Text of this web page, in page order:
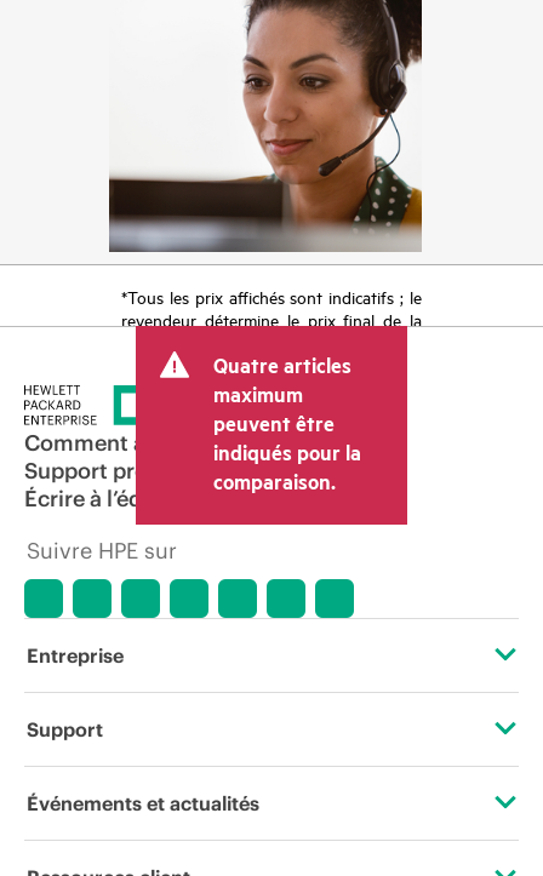
*Tous les prix affichés sont indicatifs ; le
revendeur détermine le prix final de la
tels que la TVA ou les taxes sur la vente
et les frais d’expédition. Le prix de la
transaction déterminé par le revendeur
peut varier par rapport à d’autres
revendeurs et au prix indicatif affiché.
Les prix indicatifs peuvent inclure des
offres promotionnelles limitées dans le
temps. HPE se réserve le droit d’ajuster
les prix à tout moment pour diverses
l’arrêt d’un produit, la disponibilité
période de promotion et des erreurs
dans les publicités.
Quatre articles
maximum
peuvent être
indiqués pour la
comparaison.
Comment acheter
Support produit
Écrire à l’équipe commerciale
Suivre HPE sur
Entreprise
Support
Services d’assistance opérationnelle (OSS)
Événements et actualités